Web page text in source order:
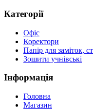
Категорії
Офіс
Коректори
Папір для заміток,
Зошити учнівські
Інформація
Головна
Магазин